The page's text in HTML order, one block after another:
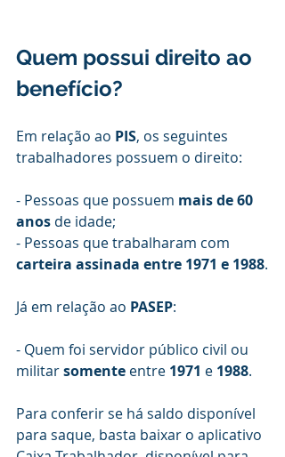
Quem possui direito ao
benefício?
Em relação ao PIS, os seguintes
trabalhadores possuem o direito:
- Pessoas que possuem mais de 60
anos de idade;
- Pessoas que trabalharam com
carteira assinada entre 1971 e 1988.
Já em relação ao PASEP:
- Quem foi servidor público civil ou
militar somente entre 1971 e 1988.
Para conferir se há saldo disponível
para saque, basta baixar o aplicativo